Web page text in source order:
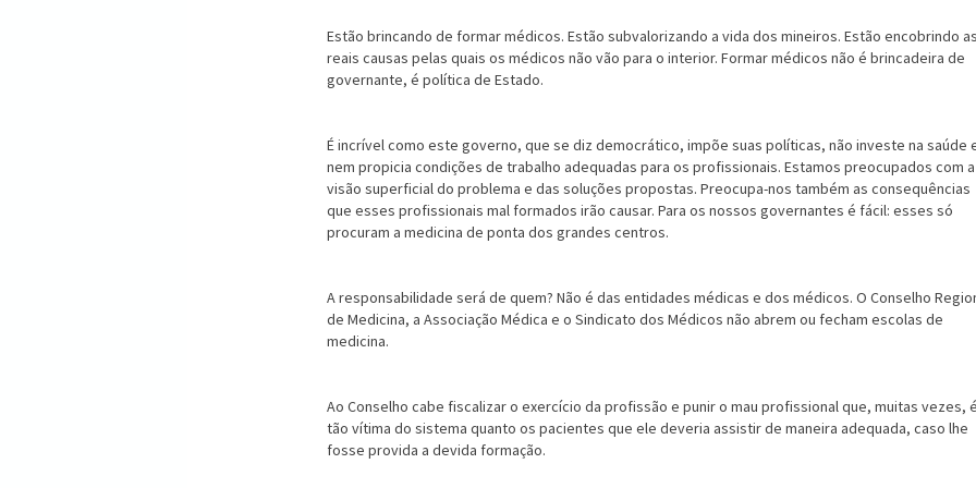
Estão brincando de formar médicos. Estão subvalorizando a vida dos mineiros. Estão encobrin­do as
reais causas pelas quais os médicos não vão para o interior. Formar médicos não é brincadeira de
governante, é política de Estado.
É incrível como este governo, que se diz demo­crático, impõe suas políticas, não investe na saúde
nem propicia condições de trabalho adequadas para os profissionais. Estamos preocupados com a
visão superficial do problema e das soluções propostas. Preocupa-nos também as consequências
que esses profissionais mal formados irão causar. Para os nos­sos governantes é fácil: esses só
procuram a medici­na de ponta dos grandes centros.
A responsabilidade será de quem? Não é das enti­dades médicas e dos médicos. O Conselho
de Medicina, a Associação Médica e o Sindicato dos Médicos não abrem ou fecham escolas de
medicina.
Ao Conselho cabe fiscalizar o exercício da pro­fissão e punir o mau profissional que, muitas vezes, é
tão vítima do sistema quanto os pacientes que ele deveria assistir de maneira adequada, caso lhe
fosse provida a devida formação.